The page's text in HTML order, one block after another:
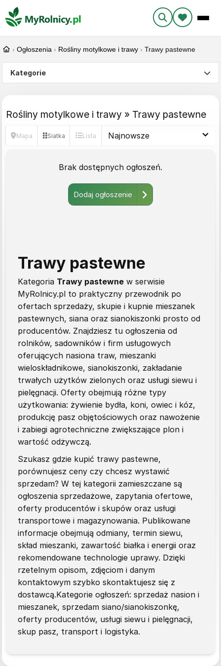
› Ogłoszenia › Rośliny motylkowe i trawy › Trawy pastewne
Kategorie
Rośliny motylkowe i trawy » Trawy pastewne
Mapa Siatka Lista
Brak dostępnych ogłoszeń.
Dodaj ogłoszenie
Trawy pastewne
Kategoria Trawy pastewne w serwisie
MyRolnicy.pl to praktyczny przewodnik po
ofertach sprzedaży, skupie i kupnie mieszanek
pastewnych, siana oraz sianokiszonki prosto od
producentów. Znajdziesz tu ogłoszenia od
rolników, sadowników i firm usługowych
oferujących nasiona traw, mieszanki
wieloskładnikowe, sianokiszonki, zakładanie
trwałych użytków zielonych oraz usługi siewu i
pielęgnacji. Oferty obejmują różne typy
użytkowania: żywienie bydła, koni, owiec i kóz,
produkcję pasz objętościowych oraz nawożenie
i zabiegi agrotechniczne zwiększające plon i
wartość odżywczą.
Szukasz gdzie kupić trawy pastewne,
porównujesz ceny czy chcesz wystawić
sprzedam? W tej kategorii zamieszczane są
ogłoszenia sprzedażowe, zapytania ofertowe,
oferty producentów i skupów oraz usługi
transportowe i magazynowania. Publikowane
informacje obejmują odmiany, termin siewu,
skład mieszanki, zawartość białka i energii oraz
rekomendowane technologie uprawy. Dzięki
rzetelnym opisom, zdjęciom i danym
kontaktowym szybko skontaktujesz się z
dostawcą.Kategorie ogłoszeń: sprzedaż nasion i
mieszanek, sprzedam siano/sianokiszonkę,
oferty producentów, usługi siewu i pielęgnacji,
skup pasz, transport i logistyka.